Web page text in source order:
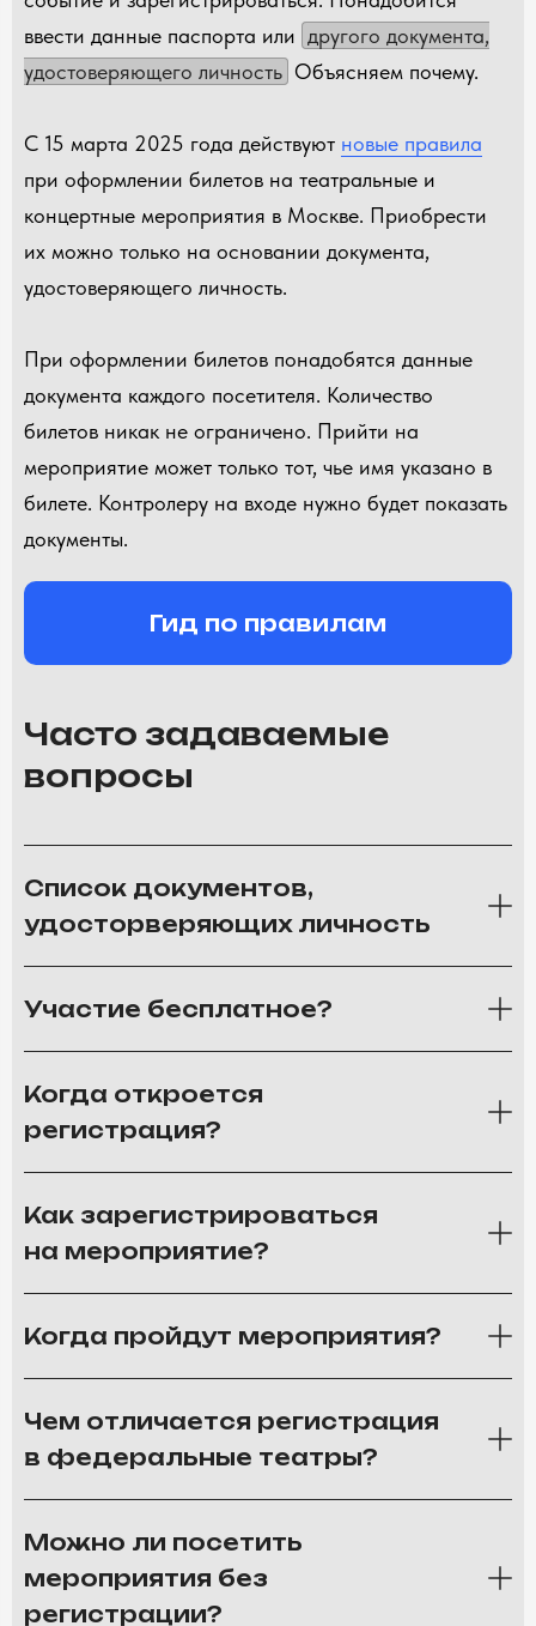
ввести данные паспорта или другого документа,
удостоверяющего личность Объясняем почему.
С 15 марта 2025 года действуют новые правила
при оформлении билетов на театральные и
концертные мероприятия в Москве. Приобрести
их можно только на основании документа,
удостоверяющего личность.
При оформлении билетов понадобятся данные
документа каждого посетителя. Количество
билетов никак не ограничено. Прийти на
мероприятие может только тот, чье имя указано в
билете. Контролеру на входе нужно будет показать
документы.
Гид по правилам
Часто задаваемые
вопросы
Список документов,
удосторверяющих личность
Участие бесплатное?
Когда откроется
регистрация?
Как зарегистрироваться
на мероприятие?
Когда пройдут мероприятия?
Чем отличается регистрация
в федеральные театры?
Можно ли посетить
мероприятия без
регистрации?